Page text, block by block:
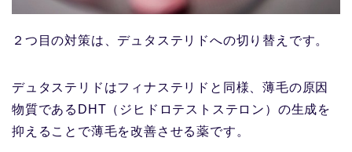
２つ目の対策は、デュタステリドへの切り替えです。
デュタステリドはフィナステリドと同様、薄毛の原因
物質であるDHT（ジヒドロテストステロン）の生成を
抑えることで薄毛を改善させる薬です。